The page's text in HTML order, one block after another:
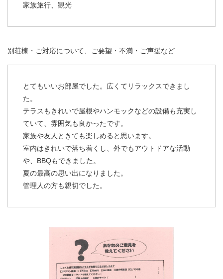
家族旅行、観光
別荘棟・ご対応について、ご要望・不満・ご声援など
とてもいいお部屋でした。広くてリラックスできまし
た。
テラスもきれいで屋根やハンモックなどの設備も充実し
ていて、雰囲気も良かったです。
家族や友人ときても楽しめると思います。
室内はきれいで落ち着くし、外でもアウトドアな活動
や、BBQもできました。
夏の最高の思い出になりました。
管理人の方も親切でした。